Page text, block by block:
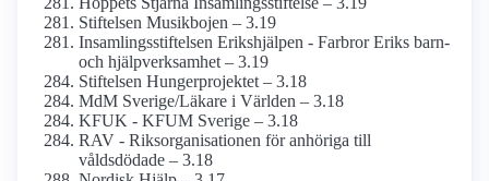
Stiftelsen Musikbojen – 3.19
Insamlings­stiftelsen Erikshjälpen - Farbror Eriks barn-
och hjälpverksamhet – 3.19
Stiftelsen Hungerprojektet – 3.18
MdM Sverige/Läkare i Världen – 3.18
KFUK - KFUM Sverige – 3.18
RAV - Riksorganisationen för anhöriga till
våldsdödade – 3.18